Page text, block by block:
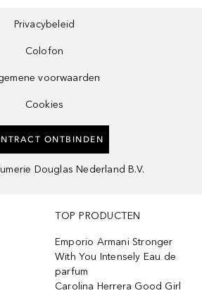
Privacybeleid
Colofon
voorwaarden
Cookies
ONTBINDEN
Douglas Nederland B.V.
TOP PRODUCTEN
Emporio Armani Stronger
With You Intensely Eau de
parfum
Carolina Herrera Good Girl